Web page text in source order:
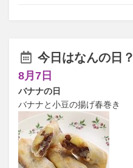
今日はなんの日？
8月7日
バナナの日
バナナと小豆の揚げ春巻き